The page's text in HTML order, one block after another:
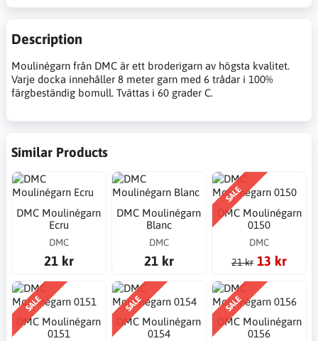
Description
Moulinégarn från DMC är ett broderigarn av högsta kvalitet.
Varje docka innehåller 8 meter garn med 6 trådar i 100%
färgbeständig bomull. Tvättas i 60 grader C.
Similar Products
DMC Moulinégarn
Ecru
DMC
21 kr
DMC Moulinégarn
Blanc
DMC
21 kr
SALE
DMC Moulinégarn
0150
DMC
21 kr 13 kr
SALE
DMC Moulinégarn
0151
SALE
DMC Moulinégarn
0154
SALE
DMC Moulinégarn
0156